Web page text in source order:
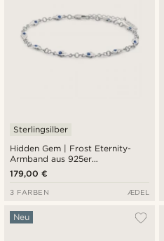
Hidden Gem | Frost Eternity-
Armband aus 925er
Sterlingsilber
Sterlingsilber
179,00 €
3 FARBEN ÆDEL
Neu